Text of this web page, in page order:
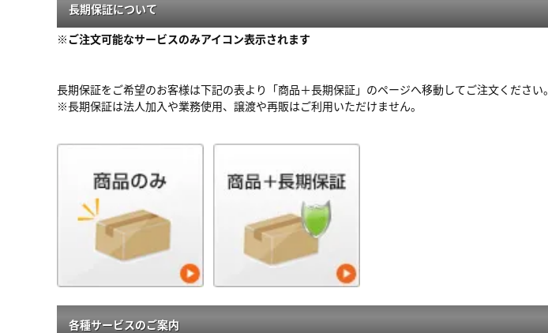
長期保証について
※ご注文可能なサービスのみアイコン表示されます
長期保証をご希望のお客様は下記の表より「商品＋長期保証」のページへ移動してご注文ください。
※長期保証は法人加入や業務使用、譲渡や再販はご利用いただけません。
各種サービスのご案内